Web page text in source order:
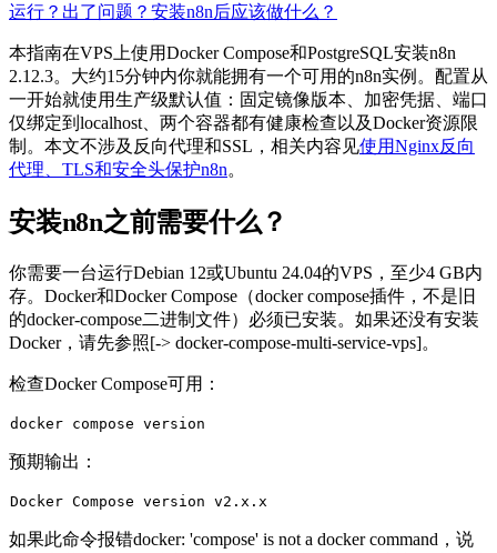
运行？ 出了问题？ 安装n8n后应该做什么？
本指南在VPS上使用Docker Compose和PostgreSQL安装n8n
2.12.3。大约15分钟内你就能拥有一个可用的n8n实例。配置从
一开始就使用生产级默认值：固定镜像版本、加密凭据、端口
仅绑定到localhost、两个容器都有健康检查以及Docker资源限
制。本文不涉及反向代理和SSL，相关内容见使用Nginx反向
代理、TLS和安全头保护n8n。
安装n8n之前需要什么？
你需要一台运行Debian 12或Ubuntu 24.04的VPS，至少4 GB内
存。Docker和Docker Compose（docker compose插件，不是旧
的docker-compose二进制文件）必须已安装。如果还没有安装
Docker，请先参照[-> docker-compose-multi-service-vps]。
检查Docker Compose可用：
预期输出：
如果此命令报错docker: 'compose' is not a docker command ，说